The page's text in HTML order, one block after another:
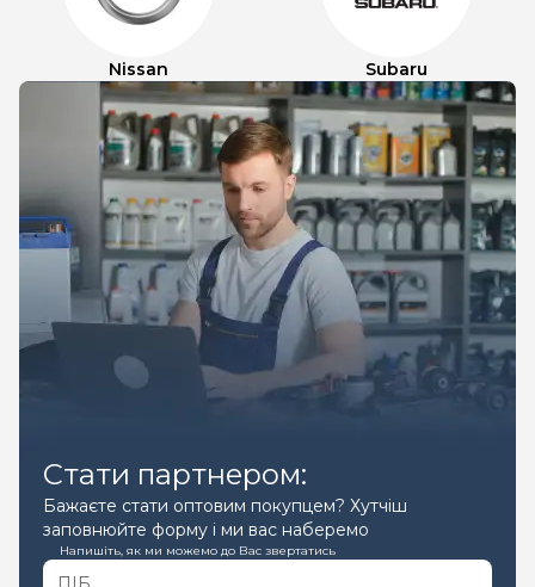
Nissan Subaru
Стати партнером:
Бажаєте стати оптовим покупцем? Хутчіш
заповнюйте форму і ми вас наберемо
Напишіть, як ми можемо до Вас звертатись